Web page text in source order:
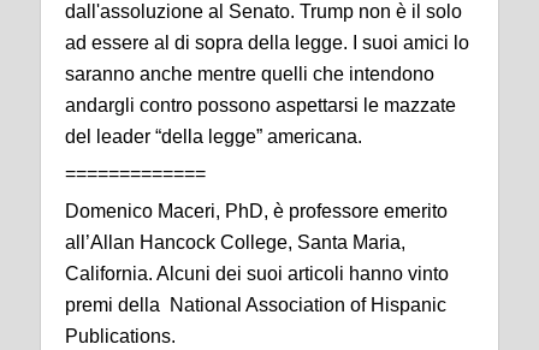
dall'assoluzione al Senato. Trump non è il solo
ad essere al di sopra della legge. I suoi amici lo
saranno anche mentre quelli che intendono
andargli contro possono aspettarsi le mazzate
del leader “della legge” americana.
=============
Domenico Maceri, PhD, è professore emerito
all’Allan Hancock College, Santa Maria,
California. Alcuni dei suoi articoli hanno vinto
premi della National Association of Hispanic
Publications.